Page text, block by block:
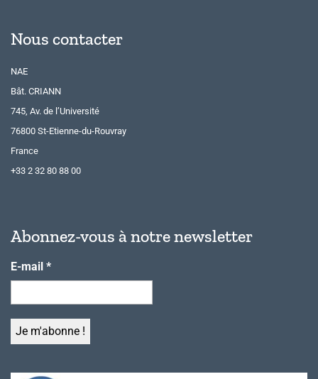
Nous contacter
NAE
Bât. CRIANN
745, Av. de l’Université
76800 St-Etienne-du-Rouvray
France
+33 2 32 80 88 00
Abonnez-vous à notre newsletter
E-mail *